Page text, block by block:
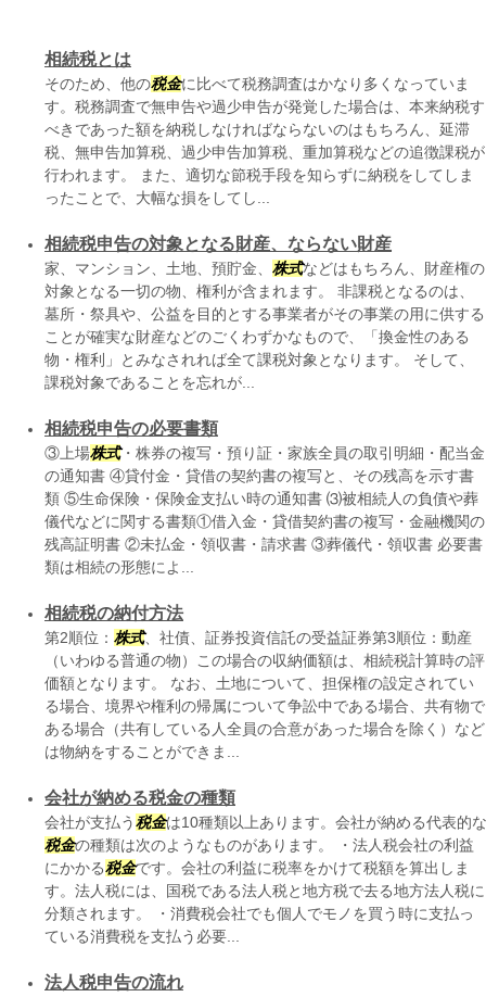
相続税とは
そのため、他の税金に比べて税務調査はかなり多くなっていま
す。税務調査で無申告や過少申告が発覚した場合は、本来納税す
べきであった額を納税しなければならないのはもちろん、延滞
税、無申告加算税、過少申告加算税、重加算税などの追徴課税が
行われます。 また、適切な節税手段を知らずに納税をしてしま
ったことで、大幅な損をしてし...
相続税申告の対象となる財産、ならない財産
家、マンション、土地、預貯金、 株式などはもちろん、財産権の
対象となる一切の物、権利が含まれます。 非課税となるのは、
墓所・祭具や、公益を目的とする事業者がその事業の用に供する
ことが確実な財産などのごくわずかなもので、「換金性のある
物・権利」とみなされれば全て課税対象となります。 そして、
課税対象であることを忘れが...
相続税申告の必要書類
③上場株式・株券の複写・預り証・家族全員の取引明細・配当金
の通知書 ④貸付金・貸借の契約書の複写と、その残高を示す書
類 ⑤生命保険・保険金支払い時の通知書 ⑶被相続人の負債や葬
儀代などに関する書類①借入金・貸借契約書の複写・金融機関の
残高証明書 ②未払金・領収書・請求書 ③葬儀代・領収書 必要書
類は相続の形態によ...
相続税の納付方法
第2順位： 株式、社債、証券投資信託の受益証券第3順位：動産
（いわゆる普通の物）この場合の収納価額は、相続税計算時の評
価額となります。 なお、土地について、担保権の設定されてい
る場合、境界や権利の帰属について争訟中である場合、共有物で
ある場合（共有している人全員の合意があった場合を除く）など
は物納をすることができま...
会社が納める税金の種類
会社が支払う税金は10種類以上あります。会社が納める代表的な
税金の種類は次のようなものがあります。 ・法人税会社の利益
にかかる税金です。会社の利益に税率をかけて税額を算出しま
す。法人税には、国税である法人税と地方税で去る地方法人税に
分類されます。 ・消費税会社でも個人でモノを買う時に支払っ
ている消費税を支払う必要...
法人税申告の流れ